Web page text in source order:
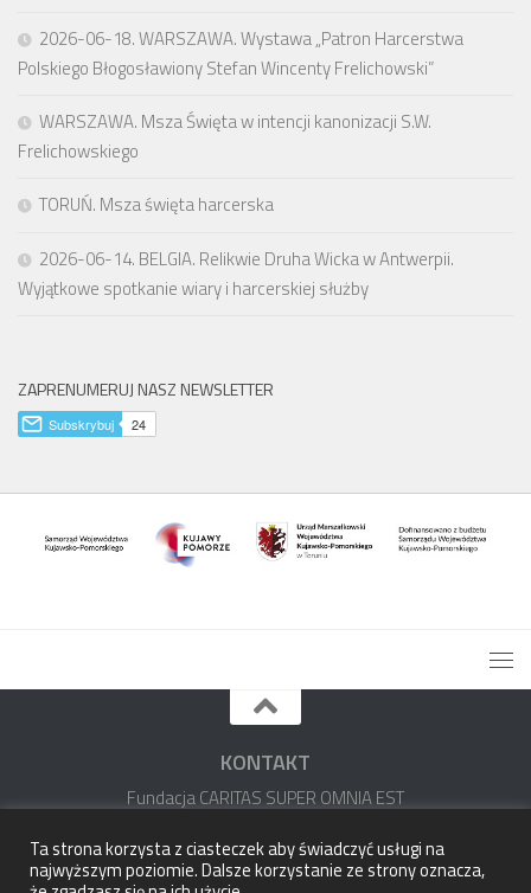
2026-06-18. WARSZAWA. Wystawa „Patron Harcerstwa
Polskiego Błogosławiony Stefan Wincenty Frelichowski”
WARSZAWA. Msza Święta w intencji kanonizacji S.W.
Frelichowskiego
TORUŃ. Msza święta harcerska
2026-06-14. BELGIA. Relikwie Druha Wicka w Antwerpii.
Wyjątkowe spotkanie wiary i harcerskiej służby
ZAPRENUMERUJ NASZ NEWSLETTER
KONTAKT
Fundacja CARITAS SUPER OMNIA EST
87-100 Toruń, ul. Panny Marii 2
Ta strona korzysta z ciasteczek aby świadczyć usługi na
najwyższym poziomie. Dalsze korzystanie ze strony oznacza,